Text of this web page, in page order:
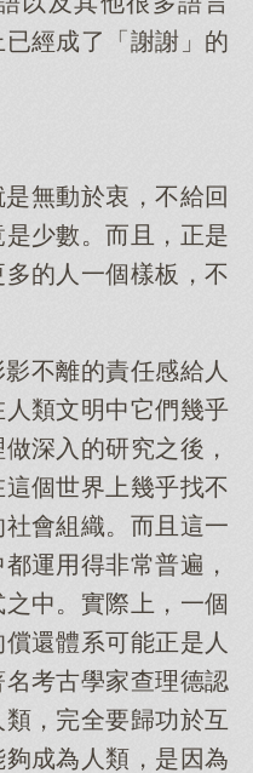
經成了「謝謝」的
無動於衷，不給回
少數。而且，正是
的人一個樣板，不
不離的責任感給人
類文明中它們幾乎
深入的研究之後，
個世界上幾乎找不
會組織。而且這一
運用得非常普遍，
中。實際上，一個
還體系可能正是人
考古學家查理德認
，完全要歸功於互
成為人類，是因為